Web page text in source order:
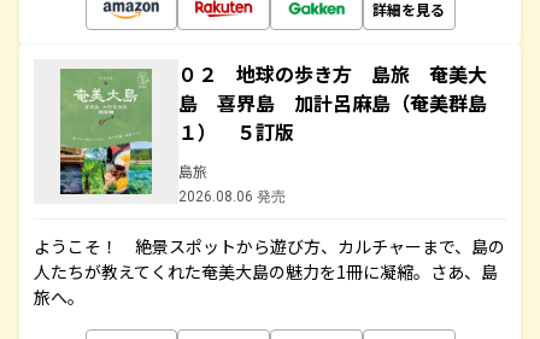
詳細を見る
０２ 地球の歩き方 島旅 奄美大
島 喜界島 加計呂麻島（奄美群島
１） ５訂版
島旅
2026.08.06 発売
ようこそ！ 絶景スポットから遊び方、カルチャーまで、島の
人たちが教えてくれた奄美大島の魅力を1冊に凝縮。さあ、島
旅へ。